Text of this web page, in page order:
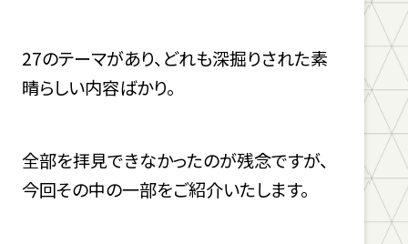
27のテーマがあり、どれも深掘りされた素
晴らしい内容ばかり。
全部を拝見できなかったのが残念ですが、
今回その中の一部をご紹介いたします。